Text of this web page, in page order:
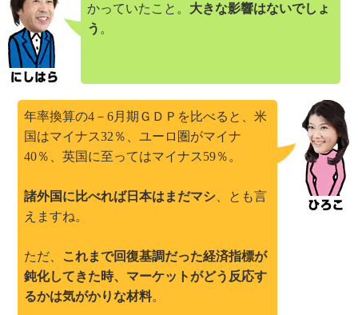
かっていたこと。 大きな影響はないでしょ
う 。
年率換算の4－6月期ＧＤＰを比べると、米
国はマイナス32％、ユーロ圏がマイナ
40％、英国に至ってはマイナス59％。
諸外国に比べれば日本はまだマシ 、とも言
えますね。
ただ、
これまで回復基調だった経済指標が
鈍化してきた時、マーケットがどう反応す
るかは気がかりな材料。